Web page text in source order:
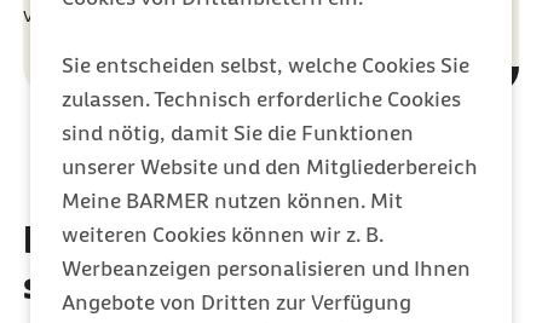
Sie entscheiden selbst, welche Cookies Sie
zulassen. Technisch erforderliche Cookies
sind nötig, damit Sie die Funktionen
unserer Website und den Mitgliederbereich
Meine BARMER nutzen können. Mit
weiteren Cookies können wir z. B.
Werbeanzeigen personalisieren und Ihnen
Angebote von Dritten zur Verfügung
Vertretern unserer Mitglieder.
Für Sie machen wir uns
stark